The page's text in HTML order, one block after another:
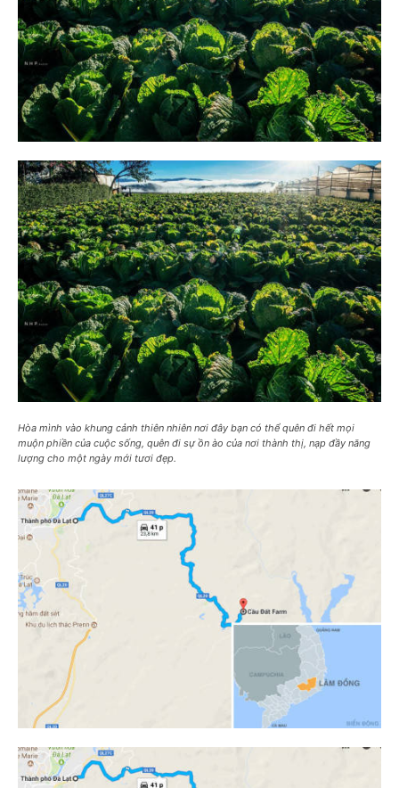
Hòa mình vào khung cảnh thiên nhiên nơi đây bạn có thể quên đi hết mọi
muộn phiền của cuộc sống, quên đi sự ồn ào của nơi thành thị, nạp đầy năng
lượng cho một ngày mới tươi đẹp.